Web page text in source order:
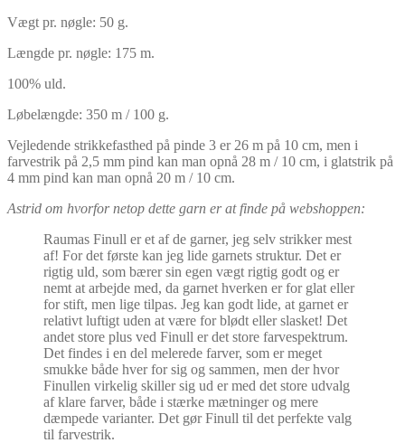
Vægt pr. nøgle: 50 g.
Længde pr. nøgle: 175 m.
100% uld.
Løbelængde: 350 m / 100 g.
Vejledende strikkefasthed på pinde 3 er 26 m på 10 cm, men i
farvestrik på 2,5 mm pind kan man opnå 28 m / 10 cm, i glatstrik på
4 mm pind kan man opnå 20 m / 10 cm.
Astrid om hvorfor netop dette garn er at finde på webshoppen:
Raumas Finull er et af de garner, jeg selv strikker mest
af! For det første kan jeg lide garnets struktur. Det er
rigtig uld, som bærer sin egen vægt rigtig godt og er
nemt at arbejde med, da garnet hverken er for glat eller
for stift, men lige tilpas. Jeg kan godt lide, at garnet er
relativt luftigt uden at være for blødt eller slasket! Det
andet store plus ved Finull er det store farvespektrum.
Det findes i en del melerede farver, som er meget
smukke både hver for sig og sammen, men der hvor
Finullen virkelig skiller sig ud er med det store udvalg
af klare farver, både i stærke mætninger og mere
dæmpede varianter. Det gør Finull til det perfekte valg
til farvestrik.